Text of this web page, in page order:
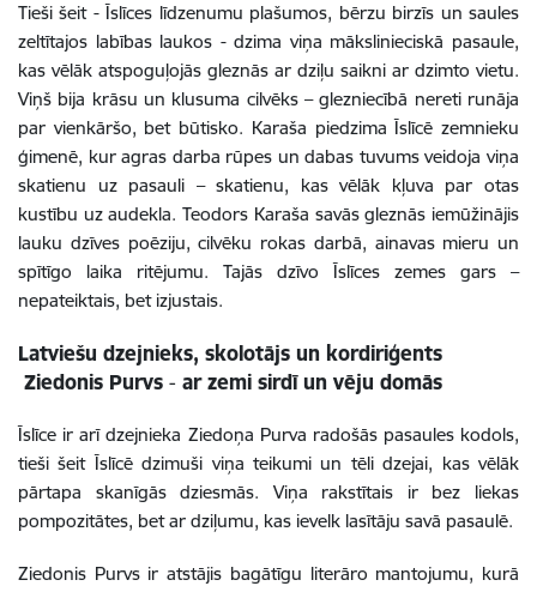
Tieši šeit - Īslīces līdzenumu plašumos, bērzu birzīs un saules
zeltītajos labības laukos - dzima viņa mākslinieciskā pasaule,
kas vēlāk atspoguļojās gleznās ar dziļu saikni ar dzimto vietu.
Viņš bija krāsu un klusuma cilvēks– glezniecībā nereti runāja
par vienkāršo, bet būtisko. Karaša piedzima Īslīcē zemnieku
ģimenē, kur agras darba rūpes un dabas tuvums veidoja viņa
skatienu uz pasauli –skatienu, kas vēlāk kļuva par otas
kustību uz audekla. Teodors Karaša savās gleznās iemūžinājis
lauku dzīves poēziju,cilvēku rokas darbā, ainavas mieru un
spītīgo laika ritējumu. Tajās dzīvo Īslīces zemes gars –
nepateiktais, bet izjustais.
Latviešu dzejnieks, skolotājs un kordiriģents
Ziedonis Purvs - ar zemi sirdī un vēju domās
Īslīce ir arī dzejnieka Ziedoņa Purva radošās pasaules kodols,
tieši šeit Īslīcē dzimuši viņa teikumi un tēli dzejai, kas vēlāk
pārtapa skanīgās dziesmās. Viņa rakstītais ir bez liekas
pompozitātes, bet ar dziļumu, kas ievelk lasītāju savā pasaulē.
Ziedonis Purvs ir atstājis bagātīgu literāro mantojumu, kurā